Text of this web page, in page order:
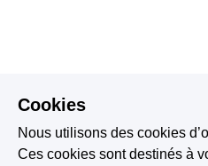
Cookies
Nous utilisons des cookies
Ces cookies sont destinés à